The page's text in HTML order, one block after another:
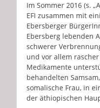
Im Sommer 2016 (s.
EFI zusammen mit
Ebersberger
Ebersberg lebenden
schwerer
und vor allem
Medikamente
behandelten
somalische Frau, in
der äthiopischen